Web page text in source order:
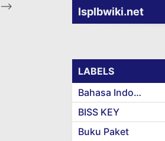
--> Isplbwiki.net
LABELS
Bahasa Indonesia
BISS KEY
Buku Paket